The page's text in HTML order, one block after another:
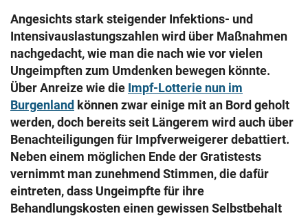
Angesichts stark steigender Infektions- und
Intensivauslastungszahlen wird über Maßnahmen
nachgedacht, wie man die nach wie vor vielen
Ungeimpften zum Umdenken bewegen könnte.
Über Anreize wie die Impf-Lotterie nun im
Burgenland können zwar einige mit an Bord geholt
werden, doch bereits seit Längerem wird auch über
Benachteiligungen für Impfverweigerer debattiert.
Neben einem möglichen Ende der Gratistests
vernimmt man zunehmend Stimmen, die dafür
eintreten, dass Ungeimpfte für ihre
Behandlungskosten einen gewissen Selbstbehalt